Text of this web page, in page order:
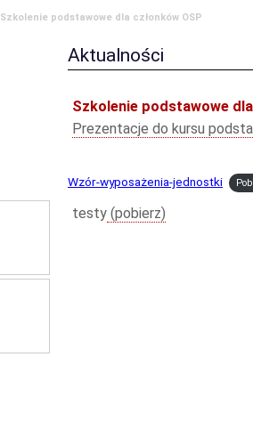
Szkolenie podstawowe dla członków OSP
Aktualności
Szkolenie podstawowe
Prezentacje do kursu
Wzór-wyposażenia-jednostki
testy (pobierz)